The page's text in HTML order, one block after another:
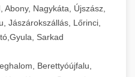
Abony, Nagykáta, Újszász,
Jászárokszállás, Lőrinci,
Sarkad
Berettyóújfalu,